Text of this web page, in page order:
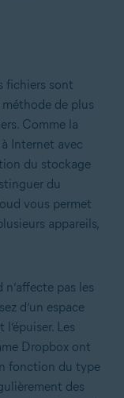
fichiers sont
de plus
Comme la
Internet avec
du stockage
du
vous permet
appareils,
pas les
d’un espace
Les
Dropbox ont
fonction du type
des